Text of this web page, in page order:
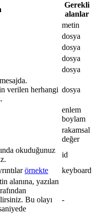
Gerekli
alanlar
metin
dosya
dosya
dosya
dosya
verilen herhangi dosya
enlem
boylam
rakamsal
değer
okuduğunuz
id
örnekte keyboard
alanına, yazılan
Bu olayı
-